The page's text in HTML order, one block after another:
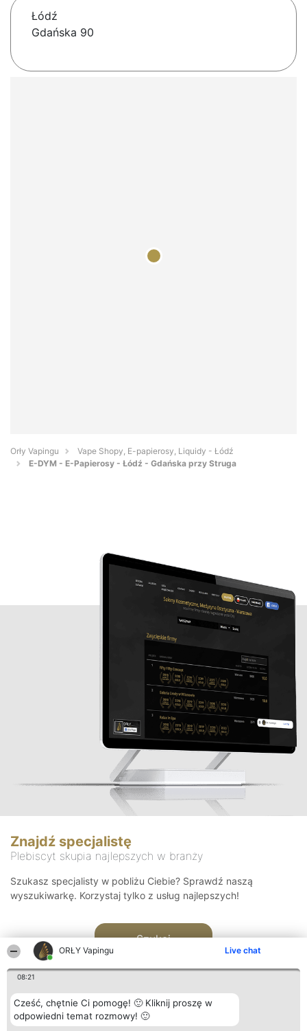
ORŁY Vapingu Live chat
08:21
Cześć, chętnie Ci pomogę! 🙂 Kliknij proszę w
odpowiedni temat rozmowy! 🙂
Łódź
Gdańska 90
Orły Vapingu
Vape Shopy, E-papierosy, Liquidy - Łódź
E-DYM - E-Papierosy - Łódź - Gdańska przy Struga
Znajdź specjalistę
Plebiscyt skupia najlepszych w branży
Szukasz specjalisty w pobliżu Ciebie? Sprawdź naszą
wyszukiwarkę. Korzystaj tylko z usług najlepszych!
Szukaj